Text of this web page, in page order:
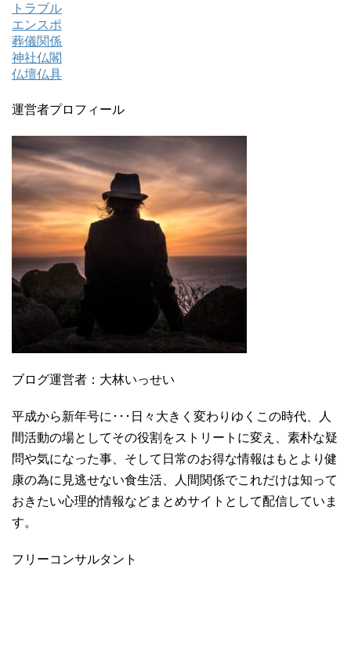
トラブル
エンスポ
葬儀関係
神社仏閣
仏壇仏具
運営者プロフィール
ブログ運営者：大林いっせい
平成から新年号に･･･日々大きく変わりゆくこの時代、人
間活動の場としてその役割をストリートに変え、素朴な疑
問や気になった事、そして日常のお得な情報はもとより健
康の為に見逃せない食生活、人間関係でこれだけは知って
おきたい心理的情報などまとめサイトとして配信していま
す。
フリーコンサルタント